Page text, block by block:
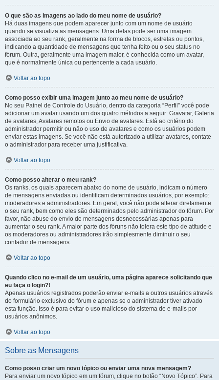
O que são as imagens ao lado do meu nome de usuário?
Há duas imagens que podem aparecer junto com um nome de usuário
quando se visualiza as mensagens. Uma delas pode ser uma imagem
associada ao seu rank, geralmente na forma de blocos, estrelas ou pontos,
indicando a quantidade de mensagens que tenha feito ou o seu status no
fórum. Outra, geralmente uma imagem maior, é conhecida como um avatar,
que é normalmente única ou pertencente a cada usuário.
Voltar ao topo
Como posso exibir uma imagem junto ao meu nome de usuário?
No seu Painel de Controle do Usuário, dentro da categoria “Perfil” você pode
adicionar um avatar usando um dos quatro métodos a seguir: Gravatar, Galeria
de avatares, Avatares remotos ou Envio de avatares. Está ao critério do
administrador permitir ou não o uso de avatares e como os usuários podem
enviar estas imagens. Se você não está autorizado a utilizar avatares, contate
o administrador para receber uma justificativa.
Voltar ao topo
Como posso alterar o meu rank?
Os ranks, os quais aparecem abaixo do nome de usuário, indicam o número
de mensagens enviadas ou identificam determinados usuários, por exemplo:
moderadores e administradores. Em geral, você não pode alterar diretamente
o seu rank, bem como eles são determinados pelo administrador do fórum. Por
favor, não abuse do envio de mensagens desnecessárias apenas para
aumentar o seu rank. A maior parte dos fóruns não tolera este tipo de atitude e
os moderadores ou administradores irão simplesmente diminuir o seu
contador de mensagens.
Voltar ao topo
Quando clico no e-mail de um usuário, uma página aparece solicitando que
eu faça o login?!
Apenas usuários registrados poderão enviar e-mails a outros usuários através
do formulário exclusivo do fórum e apenas se o administrador tiver ativado
esta função. Isso é para evitar o uso malicioso do sistema de e-mails por
usuários anônimos.
Voltar ao topo
Sobre as Mensagens
Como posso criar um novo tópico ou enviar uma nova mensagem?
Para enviar um novo tópico em um fórum, clique no botão “Novo Tópico”. Para